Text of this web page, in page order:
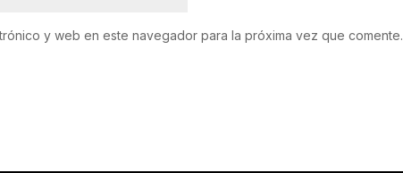
y web en este navegador para la próxima vez que comente.